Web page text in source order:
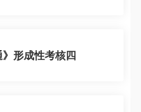
形成性考核四